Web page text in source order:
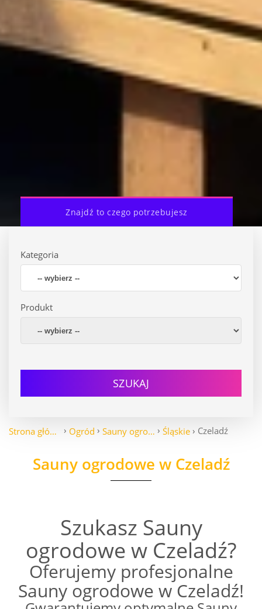
Znajdź to czego potrzebujesz
Kategoria
Produkt
SZUKAJ
Strona główna Ogród Sauny ogrodowe Śląskie Czeladź
Sauny ogrodowe w Czeladź
Szukasz Sauny
ogrodowe w Czeladź?
Oferujemy profesjonalne
Sauny ogrodowe w Czeladź!